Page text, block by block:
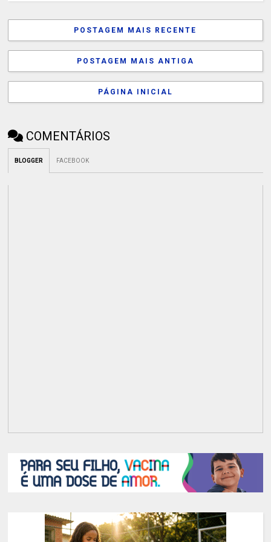
POSTAGEM MAIS RECENTE
POSTAGEM MAIS ANTIGA
PÁGINA INICIAL
COMENTÁRIOS
BLOGGER FACEBOOK